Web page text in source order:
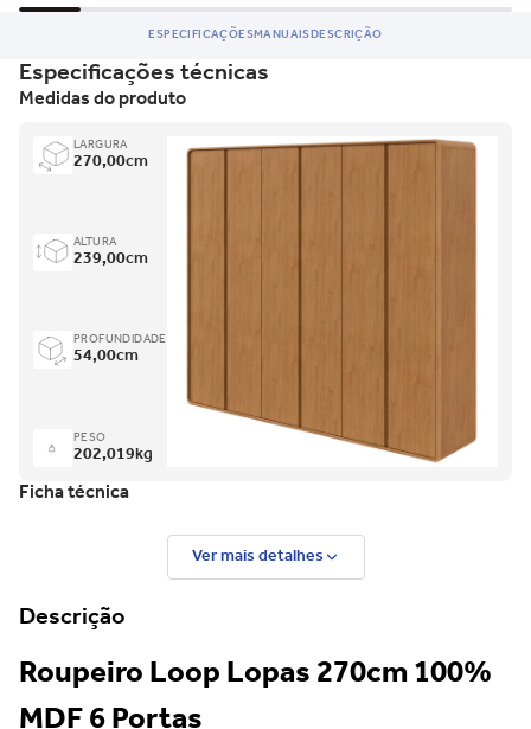
ESPECIFICAÇÕESMANUAISDESCRIÇÃO
Especificações técnicas
Medidas do produto
LARGURA
270,00cm
ALTURA
239,00cm
PROFUNDIDADE
54,00cm
PESO
202,019kg
Ficha técnica
Ver mais detalhes
Descrição
Roupeiro Loop Lopas 270cm 100%